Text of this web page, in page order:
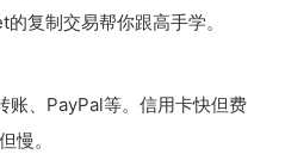
复制交易帮你跟高手学。
账、PayPal等。信用卡快但费
慢。